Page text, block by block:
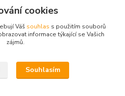
cookies
Váš souhlas s použitím souborů
informace týkající se Vašich
zájmů.
Souhlasím